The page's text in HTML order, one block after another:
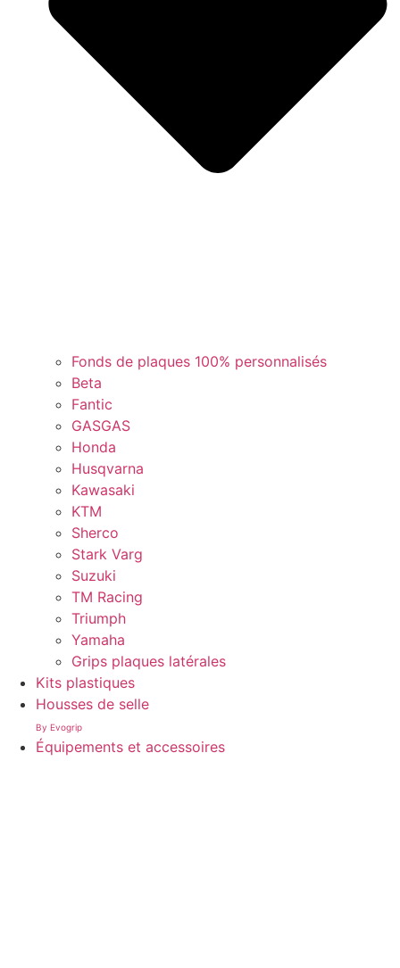
Fonds de plaques 100% personnalisés
Beta
Fantic
GASGAS
Honda
Husqvarna
Kawasaki
KTM
Sherco
Stark Varg
Suzuki
TM Racing
Triumph
Yamaha
Grips plaques latérales
Kits plastiques
Housses de selle
By Evogrip
Équipements et accessoires